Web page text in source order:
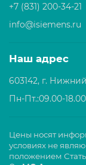
+7 (831) 200-34-21
info@isiemens.ru
Наш адрес
603142, г.
Пн-Пт.:09.00-18.00
Цены носят
условиях не
положением